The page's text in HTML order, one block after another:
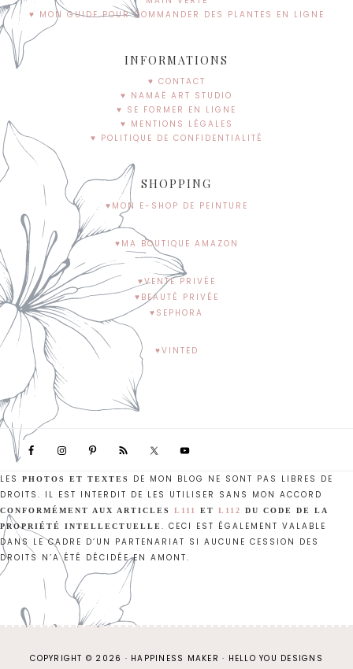
♥ MON GUIDE POUR COMMANDER DES PLANTES EN LIGNE
INFORMATIONS
♥ CONTACT
♥ NAMAË ART STUDIO
♥ SE FORMER EN LIGNE
♥ MENTIONS LÉGALES
♥ POLITIQUE DE CONFIDENTIALITÉ
SHOPPING
♥MON E-SHOP DE PEINTURE
♥MA BOUTIQUE AMAZON
♥VENTE PRIVÉE
♥BEAUTÉ PRIVÉE
♥SEPHORA
♥VINTED
LES PHOTOS ET TEXTES DE MON BLOG NE SONT PAS LIBRES DE
DROITS. IL EST INTERDIT DE LES UTILISER SANS MON ACCORD
CONFORMÉMENT AUX ARTICLES L111 ET L112
DU CODE DE LA
PROPRIÉTÉ INTELLECTUELLE . CECI EST ÉGALEMENT VALABLE
DANS LE CADRE D’UN PARTENARIAT SI AUCUNE CESSION DES
DROITS N’A ÉTÉ DÉCIDÉE EN AMONT.
COPYRIGHT © 2026 · HAPPINESS MAKER · HELLO YOU DESIGNS